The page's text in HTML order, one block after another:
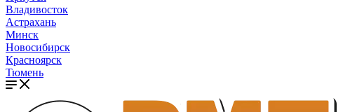
Владивосток
Астрахань
Минск
Новосибирск
Красноярск
Тюмень